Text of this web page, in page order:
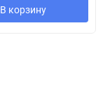
В корзину